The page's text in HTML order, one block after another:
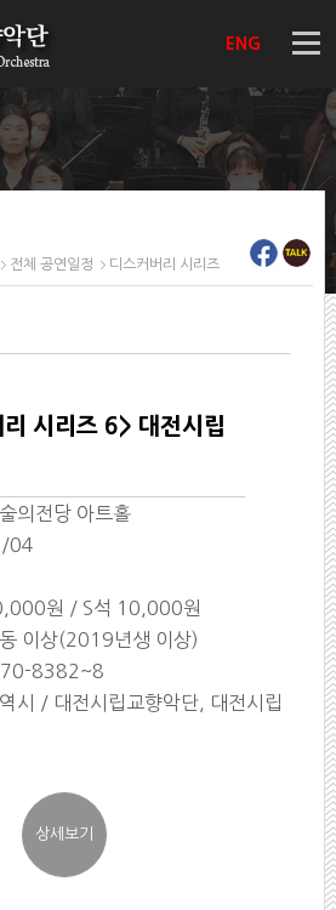
ENG
전체 공연일정 디스커버리 시리즈
시리즈 6> 대전시립
의전당 아트홀
04
원 / S석 10,000원
이상(2019년생 이상)
8382~8
시 / 대전시립교향악단, 대전시립